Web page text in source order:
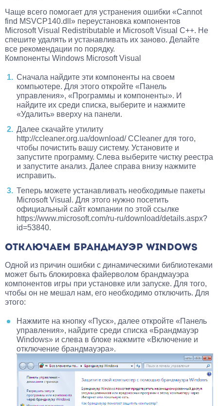
Чаще всего помогает для устранения ошибки «Cannot
find MSVCP140.dll» переустановка компонентов
Microsoft Visual Redistributable и Microsoft Visual C++. Не
спешите удалять и устанавливать их заново. Делайте
все рекомендации по порядку.
Компоненты Windows Microsoft Visual
Сначала найдите эти компоненты на своем
компьютере. Для этого откройте «Панель
управления», «Программы и компоненты». И
найдите их среди списка, выберите и нажмите
«Удалить» вверху на панели.
Далее скачайте утилиту
http://ccleaner.org.ua/download/ CCleaner для того,
чтобы почистить вашу систему. Установите и
запустите программу. Слева выберите чистку реестра
и запустите анализ. Далее справа внизу нажмите
исправить.
Теперь можете устанавливать необходимые пакеты
Microsoft Visual. Для этого нужно посетить
официальный сайт компании по этой ссылке
https://www.microsoft.com/ru-ru/download/details.aspx?
id=53840.
ОТКЛЮЧАЕМ БРАНДМАУЭР WINDOWS
Одной из причин ошибки с динамическими библиотеками
может быть блокировка файерволом брандмауэра
компонентов игры при установке или запуске. Для того,
чтобы он не мешал нам, его необходимо отключить. Для
этого:
Нажмите на кнопку «Пуск», далее откройте «Панель
управления», найдите среди списка «Брандмауэр
Windows» и слева в блоке нажмите «Включение и
отключение брандмауэра».